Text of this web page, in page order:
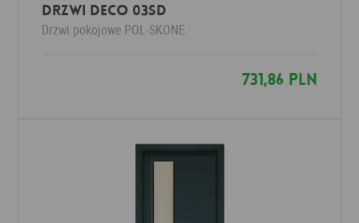
Drzwi Deco 03SD
Drzwi pokojowe POL-SKONE
731,86 PLN